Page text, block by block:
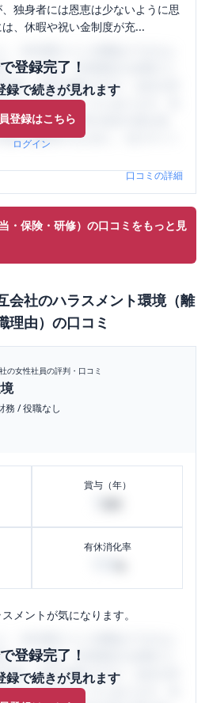
独身者には恩恵は少ないように思
、休暇や祝い金制度が充...
登録完了！
録で続きが見れます
登録はこちら
ログイン
シーハブ)は、女性限定の企業口コ
面・女性の働きやすさ・会社の評
すべき点がたくさんあります。先
を通して、本当の会社の姿を知
みを解消するために、ぜひサイト
口コミの詳細
・保険・研修）の口コミをもっと見
会社のハラスメント環境（離
由） の口コミ
の女性社員の評判・口コミ
務 /役職なし
賞与（年）
有休消化率
メントが気になります。
登録完了！
録で続きが見れます
シーハブ)は、女性限定の企業口コ
面・女性の働きやすさ・会社の評
すべき点がたくさんあります。先